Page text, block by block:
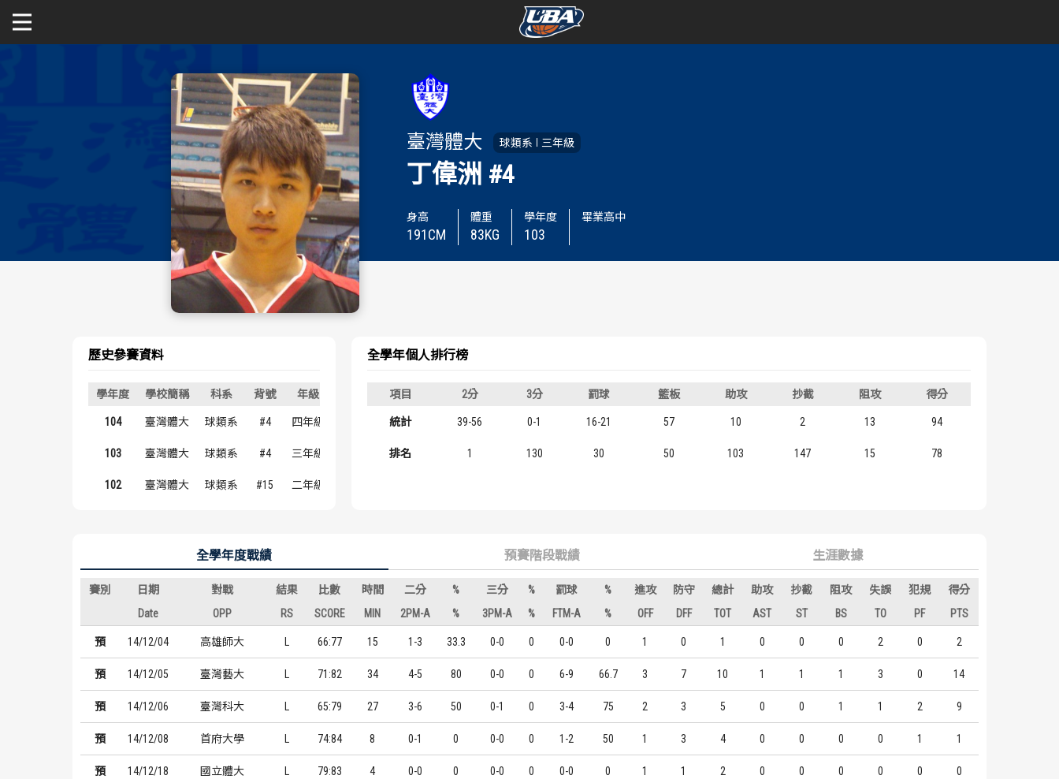
賽程表
球隊資訊
歷史數據排行
賽程表
球隊資訊
歷史數據排行
臺灣體大 球類系 三年級
丁偉洲 #4
身高
191CM
體重
83KG
學年度
103
畢業高中
歷史參賽資料
學年度 學校簡稱 科系 背號 年級
104 臺灣體大 球類系 #4 四年級
103 臺灣體大 球類系 #4 三年級
102 臺灣體大 球類系 #15 二年級
全學年個人排行榜
項目 2分 3分 罰球 籃板 助攻 抄截 阻攻 得分
統計 39-56 0-1 16-21 57 10 2 13 94
排名 1 130 30 50 103 147 15 78
全學年度戰績 預賽階段戰績 生涯數據
賽別 日期 對戰 結果 比數 時間 二分 % 三分 % 罰球 % 進攻 防守 總計 助攻 抄截 阻攻 失誤 犯規
得分
Date
OPP RS SCORE MIN 2PM-A % 3PM-A % FTM-A % OFF DFF TOT AST ST BS TO PF PTS
預 14/12/04 高雄師大 66:77 15 1-3 33.3 0-0 0 0-0 0 1 0 1 0 0 0 2 0 2
預 14/12/05 臺灣藝大 71:82 34 4-5 80 0-0 0 6-9 66.7 3 7 10 1 1 1 3 0 14
預 14/12/06 臺灣科大 65:79 27 3-6 50 0-1 0 3-4 75 2 3 5 0 0 1 1 2 9
預 14/12/08 首府大學 74:84 8 0-1 0 0-0 0 1-2 50 1 3 4 0 0 0 0 1 1
預 14/12/18 國立體大 79:83 4 0-0 0 0-0 0 0-0 0 1 1 2 0 0 0 0 0 0